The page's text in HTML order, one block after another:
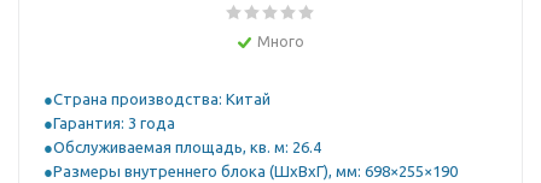
Много
Страна производства: Китай
Гарантия: 3 года
Обслуживаемая площадь, кв. м: 26.4
Размеры внутреннего блока (ШхВхГ), мм: 698×255×190